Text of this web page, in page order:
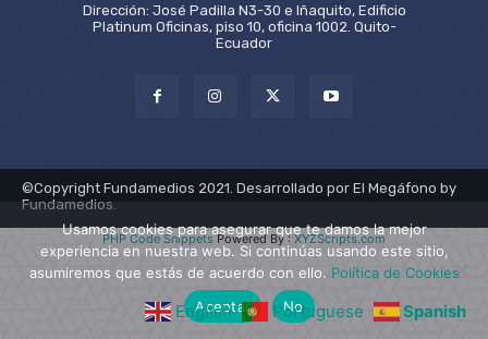
Dirección: José Padilla N3-30 e Iñaquito, Edificio
Platinum Oficinas, piso 10, oficina 1002. Quito-
Ecuador
©Copyright Fundamedios 2021. Desarrollado por El Megáfono by
Fundamedios.
English Portuguese Spanish
PHP Code SnippetsPowered By :XYZScripts.com
Usamos cookies para asegurar que te damos la mejor
experiencia en nuestra web. Si continúas usando este sitio,
asumiremos que estás de acuerdo con ello. Política de Cookies
Aceptar
No